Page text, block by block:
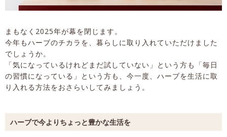
まもなく2025年が幕を閉じます。
今年もハーブのチカラを、暮らしに取り入れていただけました
でしょうか。
「気になっているけれどまだ試していない」という方も「毎日
の習慣になっている」という方も、今一度、ハーブを生活に取
り入れる方法をおさらいしてみましょう。
ハーブで今よりちょっと豊かな生活を